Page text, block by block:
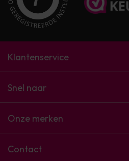
Klantenservice
Snel naar
Onze merken
Contact